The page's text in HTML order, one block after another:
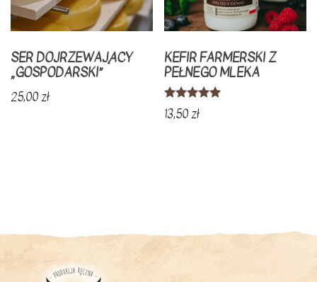
SER DOJRZEWAJĄCY
„GOSPODARSKI”
25,00zł
KEFIR FARMERSKI Z
PEŁNEGO MLEKA
Oceniono
5.00
13,50zł